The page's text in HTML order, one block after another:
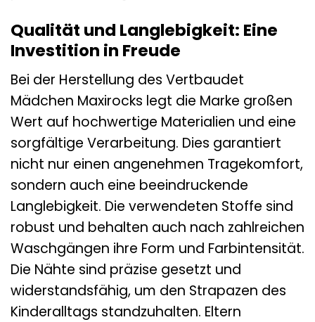
Qualität und Langlebigkeit: Eine
Investition in Freude
Bei der Herstellung des Vertbaudet
Mädchen Maxirocks legt die Marke großen
Wert auf hochwertige Materialien und eine
sorgfältige Verarbeitung. Dies garantiert
nicht nur einen angenehmen Tragekomfort,
sondern auch eine beeindruckende
Langlebigkeit. Die verwendeten Stoffe sind
robust und behalten auch nach zahlreichen
Waschgängen ihre Form und Farbintensität.
Die Nähte sind präzise gesetzt und
widerstandsfähig, um den Strapazen des
Kinderalltags standzuhalten. Eltern